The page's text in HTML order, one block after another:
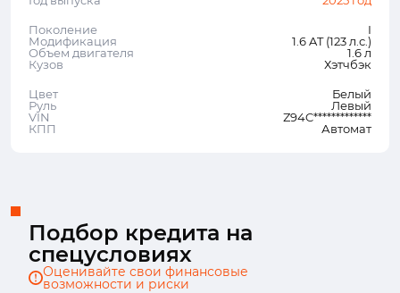
Поколение
I
Модификация
1.6 AT (123 л.с.)
Объем двигателя
1.6 л
Кузов
Хэтчбэк
Цвет
Белый
Руль
Левый
VIN
Z94C*************
КПП
Автомат
Подбор кредита на
спецусловиях
Оценивайте свои финансовые
возможности и риски